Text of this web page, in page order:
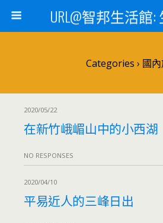
URL@智邦生活館
Categories › 國
2020/05/22
在新竹峨嵋山中的小西湖
NO RESPONSES
2020/04/10
平易近人的三峰日出